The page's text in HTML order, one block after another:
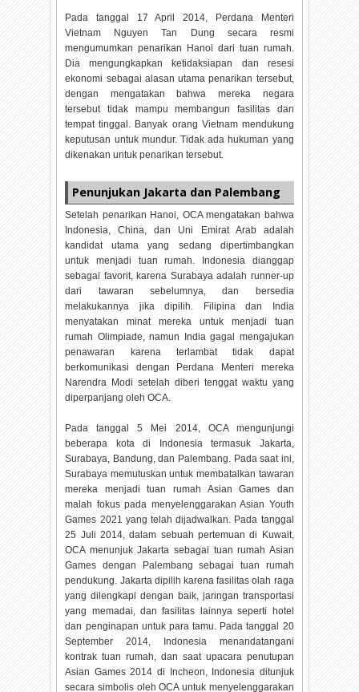
Pada tanggal 17 April 2014, Perdana Menteri
Vietnam Nguyen Tan Dung secara resmi
mengumumkan penarikan Hanoi dari tuan rumah.
Dia mengungkapkan ketidaksiapan dan resesi
ekonomi sebagai alasan utama penarikan tersebut,
dengan mengatakan bahwa mereka negara
tersebut tidak mampu membangun fasilitas dan
tempat tinggal. Banyak orang Vietnam mendukung
keputusan untuk mundur. Tidak ada hukuman yang
dikenakan untuk penarikan tersebut.
Penunjukan Jakarta dan Palembang
Setelah penarikan Hanoi, OCA mengatakan bahwa
Indonesia, China, dan Uni Emirat Arab adalah
kandidat utama yang sedang dipertimbangkan
untuk menjadi tuan rumah. Indonesia dianggap
sebagai favorit, karena Surabaya adalah runner-up
dari tawaran sebelumnya, dan bersedia
melakukannya jika dipilih. Filipina dan India
menyatakan minat mereka untuk menjadi tuan
rumah Olimpiade, namun India gagal mengajukan
penawaran karena terlambat tidak dapat
berkomunikasi dengan Perdana Menteri mereka
Narendra Modi setelah diberi tenggat waktu yang
diperpanjang oleh OCA.
Pada tanggal 5 Mei 2014, OCA mengunjungi
beberapa kota di Indonesia termasuk Jakarta,
Surabaya, Bandung, dan Palembang. Pada saat ini,
Surabaya memutuskan untuk membatalkan tawaran
mereka menjadi tuan rumah Asian Games dan
malah fokus pada menyelenggarakan Asian Youth
Games 2021 yang telah dijadwalkan. Pada tanggal
25 Juli 2014, dalam sebuah pertemuan di Kuwait,
OCA menunjuk Jakarta sebagai tuan rumah Asian
Games dengan Palembang sebagai tuan rumah
pendukung. Jakarta dipilih karena fasilitas olah raga
yang dilengkapi dengan baik, jaringan transportasi
yang memadai, dan fasilitas lainnya seperti hotel
dan penginapan untuk para tamu. Pada tanggal 20
September 2014, Indonesia menandatangani
kontrak tuan rumah, dan saat upacara penutupan
Asian Games 2014 di Incheon, Indonesia ditunjuk
secara simbolis oleh OCA untuk menyelenggarakan